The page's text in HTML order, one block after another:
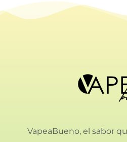
VapeaBueno, el sabor